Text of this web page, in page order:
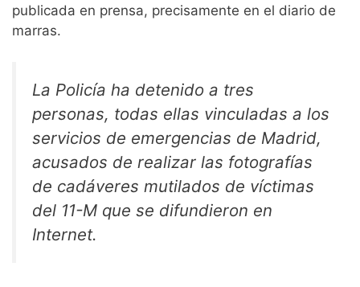
publicada en prensa, precisamente en el diario de
marras.
La Policía ha detenido a tres
personas, todas ellas vinculadas a los
servicios de emergencias de Madrid,
acusados de realizar las fotografías
de cadáveres mutilados de víctimas
del 11-M que se difundieron en
Internet.